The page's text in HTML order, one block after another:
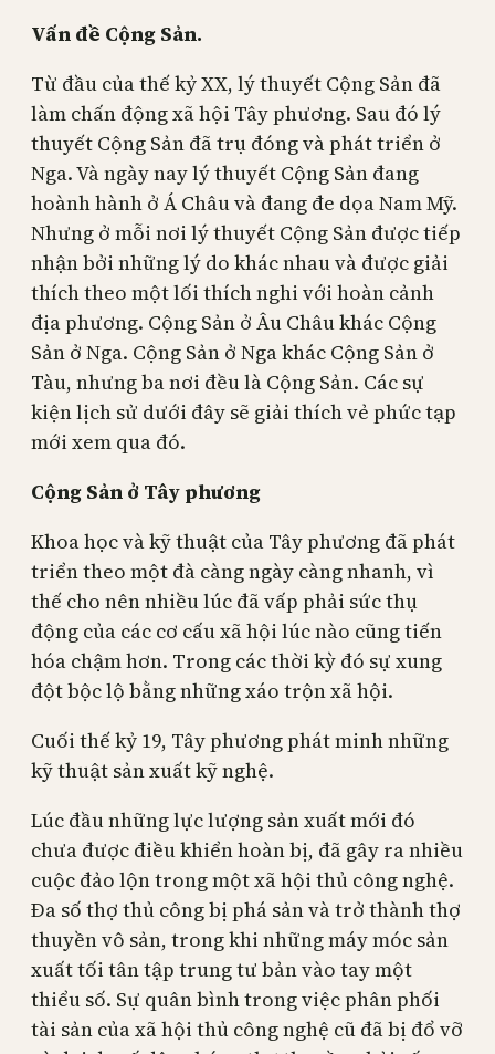
Vấn đề Cộng Sản.
Từ đầu của thế kỷ XX, lý thuyết Cộng Sản đã
làm chấn động xã hội Tây phương. Sau đó lý
thuyết Cộng Sản đã trụ đóng và phát triển ở
Nga. Và ngày nay lý thuyết Cộng Sản đang
hoành hành ở Á Châu và đang đe dọa Nam Mỹ.
Nhưng ở mỗi nơi lý thuyết Cộng Sản được tiếp
nhận bởi những lý do khác nhau và được giải
thích theo một lối thích nghi với hoàn cảnh
địa phương. Cộng Sản ở Âu Châu khác Cộng
Sản ở Nga. Cộng Sản ở Nga khác Cộng Sản ở
Tàu, nhưng ba nơi đều là Cộng Sản. Các sự
kiện lịch sử dưới đây sẽ giải thích vẻ phức tạp
mới xem qua đó.
Cộng Sản ở Tây phương
Khoa học và kỹ thuật của Tây phương đã phát
triển theo một đà càng ngày càng nhanh, vì
thế cho nên nhiều lúc đã vấp phải sức thụ
động của các cơ cấu xã hội lúc nào cũng tiến
hóa chậm hơn. Trong các thời kỳ đó sự xung
đột bộc lộ bằng những xáo trộn xã hội.
Cuối thế kỷ 19, Tây phương phát minh những
kỹ thuật sản xuất kỹ nghệ.
Lúc đầu những lực lượng sản xuất mới đó
chưa được điều khiển hoàn bị, đã gây ra nhiều
cuộc đảo lộn trong một xã hội thủ công nghệ.
Đa số thợ thủ công bị phá sản và trở thành thợ
thuyền vô sản, trong khi những máy móc sản
xuất tối tân tập trung tư bản vào tay một
thiểu số. Sự quân bình trong việc phân phối
tài sản của xã hội thủ công nghệ cũ đã bị đổ vỡ